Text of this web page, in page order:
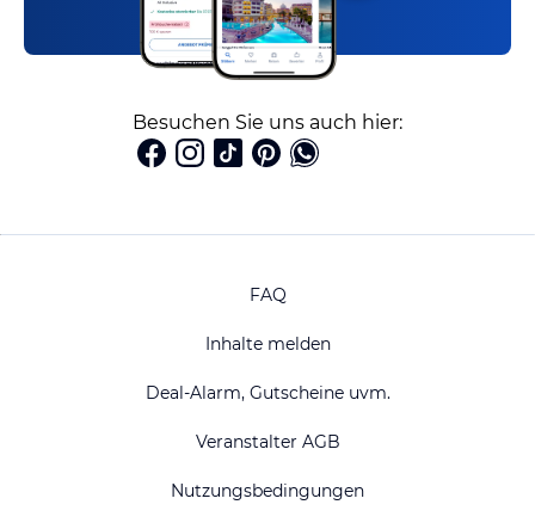
Besuchen Sie uns auch hier:
FAQ
Inhalte melden
Deal-Alarm, Gutscheine uvm.
Veranstalter AGB
Nutzungsbedingungen